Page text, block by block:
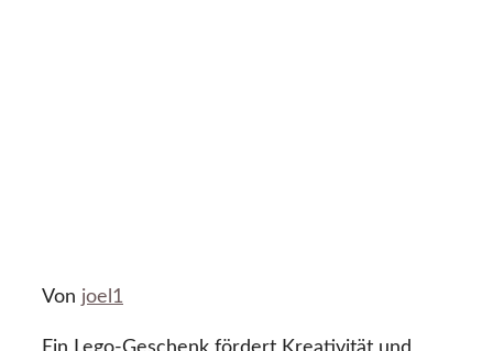
Von joel1